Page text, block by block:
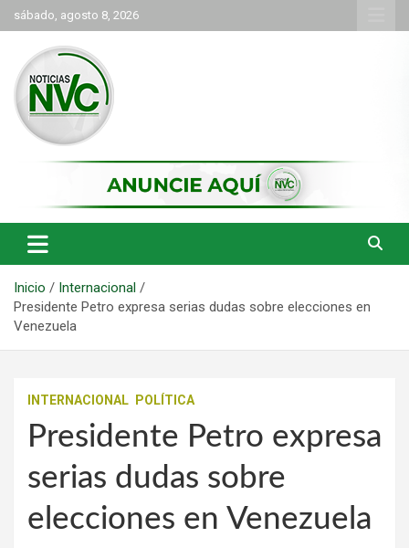
Saltar
al
contenido
sábado, agosto 8, 2026
NVC Noticias
Inicio
Internacional
Presidente Petro expresa serias dudas sobre elecciones en
Venezuela
INTERNACIONAL POLÍTICA
Presidente Petro expresa
serias dudas sobre
elecciones en Venezuela